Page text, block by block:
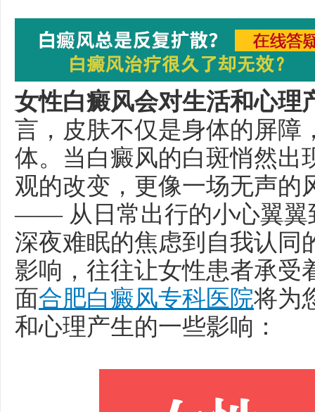
女性白癜风会对生活和心理
言，皮肤不仅是身体的屏障
体。当白癜风的白斑悄然出
观的改变，更像一场无声的
—— 从日常出行的小心翼翼
深夜难眠的焦虑到自我认同
影响，往往让女性患者承受
面合肥白癜风专科医院将为
和心理产生的一些影响：